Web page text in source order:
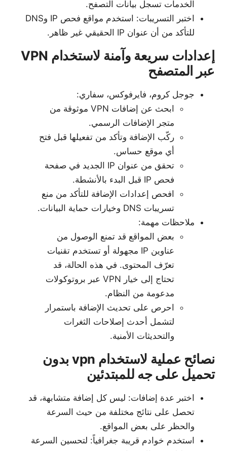
الخدمات تسجل بيانات التصفح.
اختبر التسريبات: استخدم مواقع فحص IP وDNS
للتأكد من أن عنوان IP الحقيقي غير ظاهر.
إعدادات سريعة وآمنة لاستخدام VPN
عبر المتصفح
جوجل كروم، فايرفوكس، سفاري:
ابحث عن إضافات VPN موثوقة من
متجر الإضافات الرسمي.
ركّب الإضافة وتأكد من تفعيلها قبل فتح
أي موقع حساس.
تحقق من عنوان IP الجديد في صفحة
فحص IP قبل البدء بالأنشطة.
افحص إعدادات الإضافة للتأكد من منع
تسريبات DNS وخيارات حماية البيانات.
ملاحظات مهمة:
بعض المواقع قد تمنع الوصول من
عناوين IP مجهولة أو تستخدم تقنيات
تعرّف المحتوى. في هذه الحالة، قد
تحتاج إلى خيار VPN عبر بروتوكولات
مدعومة من النظام.
احرص على تحديث الإضافة باستمرار
لتشمل أحدث إصلاحات الثغرات
والتحديثات الأمنية.
نصائح عملية لاستخدام vpn بدون
تحميل على جه للمبتدئين
اختبر عدة إضافات: ليس كل إضافة متشابهة، قد
تحصل على نتائج مختلفة من حيث السرعة
والحظر على بعض المواقع.
استخدم خوادم قريبة جغرافياً: لتحسين السرعة